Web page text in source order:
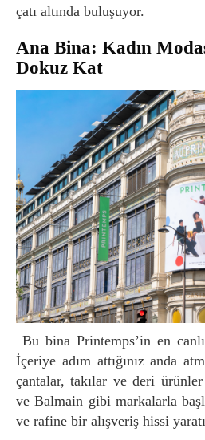
çatı altında buluşuyor.
Ana Bina: Kadın Modasına Adanmış
Dokuz Kat
Bu bina Printemps’in en canlı ve en yoğun bölümü.
İçeriye adım attığınız anda
çantalar, takılar ve deri
ve Balmain gibi markalarla
ve rafine bir alışveriş hissi